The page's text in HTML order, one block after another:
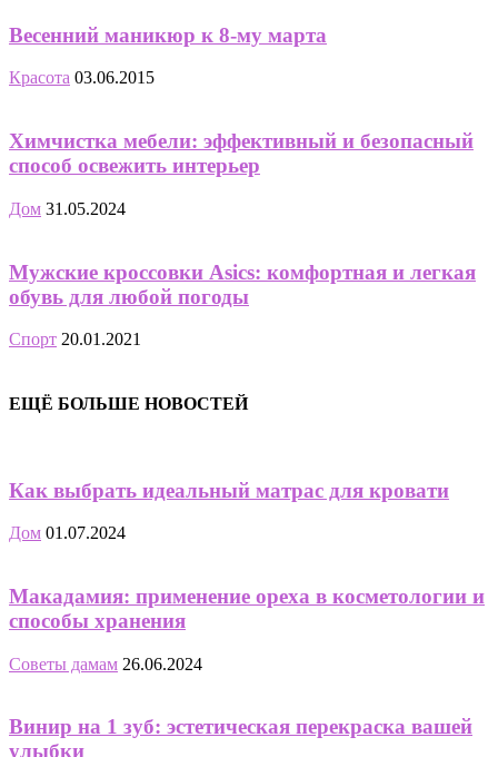
Весенний маникюр к 8-му марта
Красота 03.06.2015
Химчистка мебели: эффективный и безопасный
способ освежить интерьер
Дом 31.05.2024
Мужские кроссовки Asics: комфортная и легкая
обувь для любой погоды
Спорт 20.01.2021
ЕЩЁ БОЛЬШЕ НОВОСТЕЙ
Как выбрать идеальный матрас для кровати
Дом 01.07.2024
Макадамия: применение ореха в косметологии и
способы хранения
Советы дамам 26.06.2024
Винир на 1 зуб: эстетическая перекраска вашей
улыбки